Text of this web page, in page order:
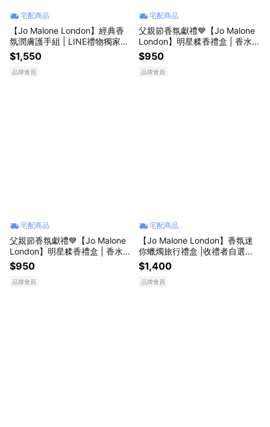
宅配商品
【Jo Malone London】經典香
氛潤膚護手組 | LINE禮物獨家｜
收禮者自選香調｜生日禮物 送男
友 送女友 情人節禮物
$1,550
品牌會員
宅配商品
父親節香氛獻禮💙【Jo Malone
London】明星糅香禮盒 | 香水禮
物｜LINE禮物獨家
$950
品牌會員
宅配商品
父親節香氛獻禮💙【Jo Malone
London】明星糅香禮盒 | 香水禮
物｜生日禮物
$950
品牌會員
宅配商品
【Jo Malone London】香氛迷
你蠟燭旅行禮盒 |收禮者自選香
調 | LINE禮物獨家 | 香水蠟燭 |
喬遷禮物
$1,400
品牌會員